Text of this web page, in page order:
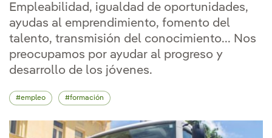
Empleabilidad, igualdad de oportunidades,
ayudas al emprendimiento, fomento del
talento, transmisión del conocimiento... Nos
preocupamos por ayudar al progreso y
desarrollo de los jóvenes.
empleo formación